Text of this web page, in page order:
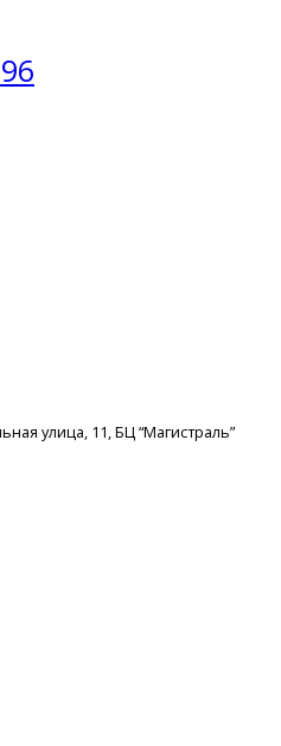
улица, 11, ​БЦ “Магистраль”